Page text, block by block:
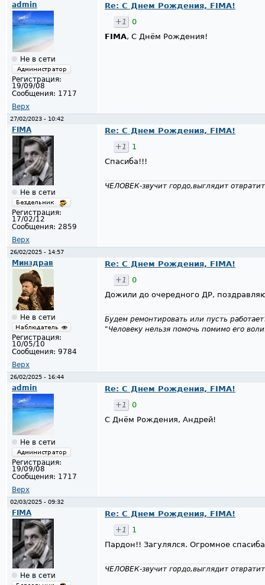
admin
Не в сети
Регистрация:
19/09/08
Сообщения: 1717
Верх
Re: С Днем Рождения, FIMA!
+1
0
FIMA, С Днём Рождения!
27/02/2023 - 10:42
FIMA
Не в сети
Регистрация:
17/02/12
Сообщения: 2859
Верх
Re: С Днем Рождения, FIMA!
+1
1
Спасиба!!!
ЧЕЛОВЕК-звучит гордо,выглядит
26/02/2025 - 14:57
Минздрав
Не в сети
Регистрация:
10/05/10
Сообщения: 9784
Верх
Re: С Днем Рождения, FIMA!
+1
0
Дожили до очередного ДР,
Будем ремонтировать или пусть
"Человеку нельзя помочь помимо его
26/02/2025 - 16:44
admin
Не в сети
Регистрация:
19/09/08
Сообщения: 1717
Верх
Re: С Днем Рождения, FIMA!
+1
0
С Днём Рождения, Андрей!
02/03/2025 - 09:32
FIMA
Не в сети
Re: С Днем Рождения, FIMA!
+1
1
Пардон!! Загулялся. Огромное
ЧЕЛОВЕК-звучит гордо,выглядит